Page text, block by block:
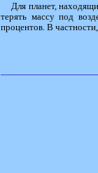
Для планет,
терять массу под
процентов. В